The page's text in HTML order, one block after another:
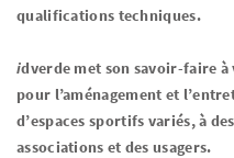
qualifications techniques.
idverde met son savoir-faire
pour l’aménagement et
d’espaces sportifs variés, à
associations et des usagers.